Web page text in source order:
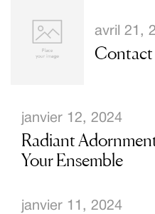
avril 21,
Contact
janvier 12, 2024
Radiant
Your Ensemble
janvier 11, 2024